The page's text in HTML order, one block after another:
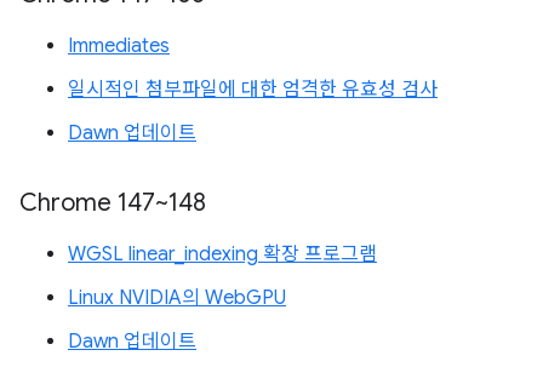
Immediates
일시적인 첨부파일에 대한 엄격한 유효성 검사
Dawn 업데이트
Chrome 147~148
WGSL linear_indexing 확장 프로그램
Linux NVIDIA의 WebGPU
Dawn 업데이트